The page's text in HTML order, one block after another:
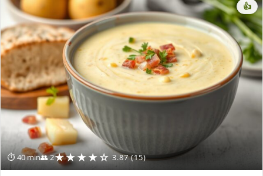
⏱ 40 min👥 2★★★★☆ 3.87 (15)
👍